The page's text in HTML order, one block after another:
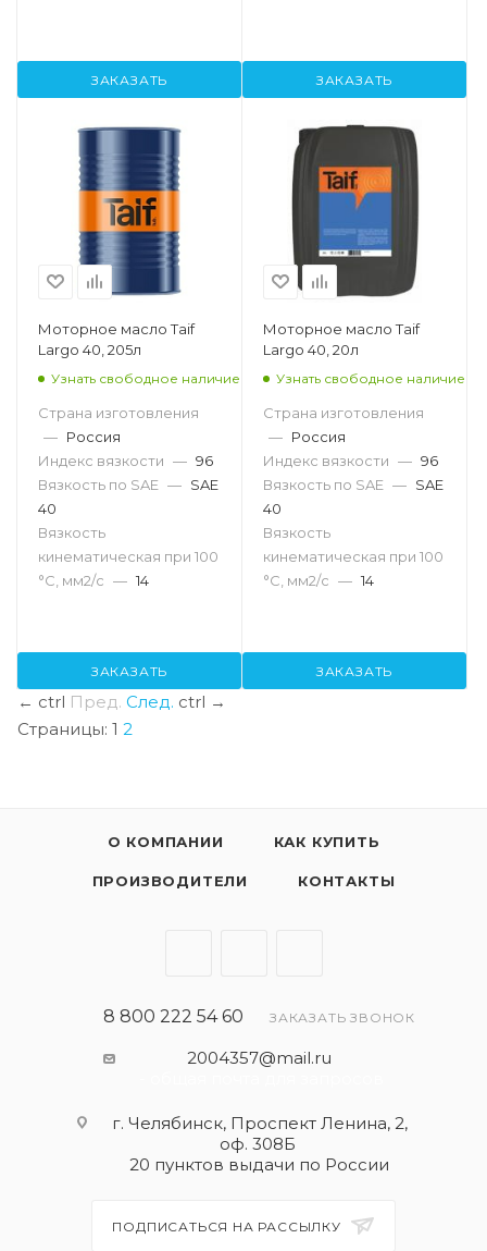
ЗАКАЗАТЬ ЗАКАЗАТЬ
Моторное масло Taif
Largo 40, 205л
Узнать свободное наличие
Страна изготовления
— Россия
Индекс вязкости — 96
Вязкость по SAE — SAE
40
Вязкость
кинематическая при 100
°С, мм2/с — 14
ЗАКАЗАТЬ
Моторное масло Taif
Largo 40, 20л
Узнать свободное наличие
Страна изготовления
— Россия
Индекс вязкости — 96
Вязкость по SAE — SAE
40
Вязкость
кинематическая при 100
°С, мм2/с — 14
ЗАКАЗАТЬ
← ctrl Пред. След. ctrl →
Страницы: 1 2
О КОМПАНИИ КАК КУПИТЬ
ПРОИЗВОДИТЕЛИ КОНТАКТЫ
8 800 222 54 60 ЗАКАЗАТЬ ЗВОНОК
2004357@mail.ru
г. Челябинск, Проспект Ленина, 2,
оф. 308Б
20 пунктов выдачи по России
ПОДПИСАТЬСЯ НА РАССЫЛКУ